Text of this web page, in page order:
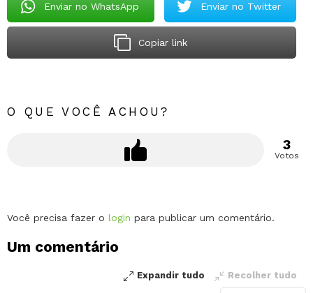
Enviar no WhatsApp Enviar no Twitter
Copiar link
O QUE VOCÊ ACHOU?
3
Votos
Deixe
comentário
Você precisa fazer o login para publicar um comentário.
Um comentário
Expandir tudo Recolher tudo